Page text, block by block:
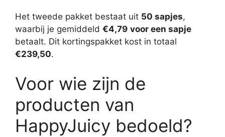
Het tweede pakket bestaat uit 50 sapjes,
waarbij je gemiddeld €4,79 voor een sapje
betaalt. Dit kortingspakket kost in totaal
€239,50.
Voor wie zijn de
producten van
HappyJuicy bedoeld?